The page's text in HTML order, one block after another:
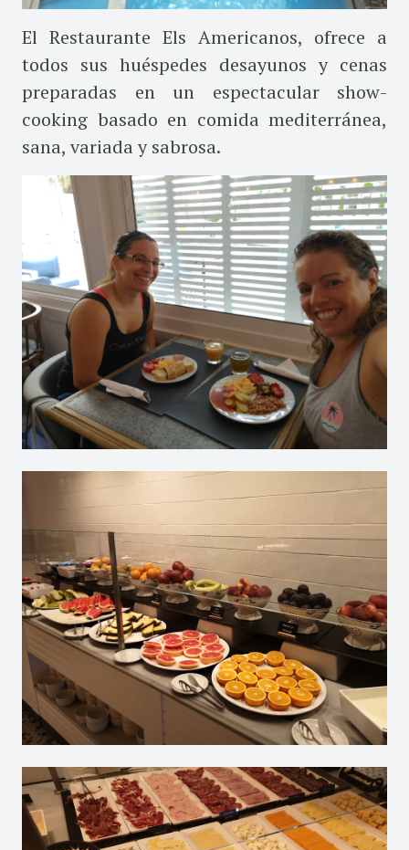
El Restaurante Els Americanos, ofrece a
todos sus huéspedes desayunos y cenas
preparadas en un espectacular show-
cooking basado en comida mediterránea,
sana, variada y sabrosa.